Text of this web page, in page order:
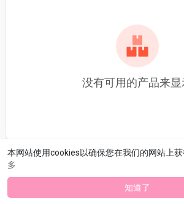
本网站使用cookies以确保您在我们的网站上获
多
知道了
没有可用的产品来显